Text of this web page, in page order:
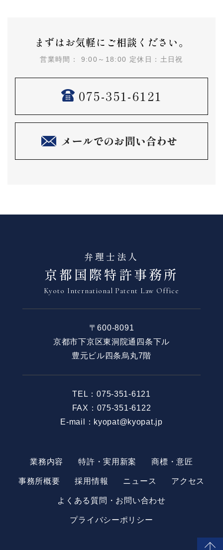
まずはお気軽にご相談ください。
営業時間： 9:00～18:00 定休日：土日祝
075-351-6121
メールでのお問い合わせ
弁理士法人
京都国際特許事務所
Kyoto International Patent Law Office
〒600-8091
京都市下京区東洞院通四条下ル
豊元ビル四条烏丸7階
TEL：075-351-6121
FAX：075-351-6122
E-mail：kyopat@kyopat.jp
業務内容 特許・実用新案 商標・意匠
事務所概要 採用情報 ニュース アクセス
よくある質問・お問い合わせ
プライバシーポリシー